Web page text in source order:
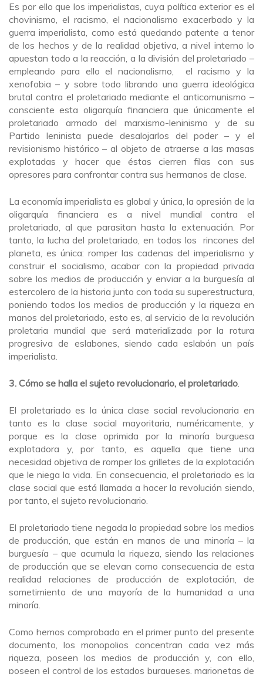
Es por ello que los imperialistas, cuya política exterior es el
chovinismo, el racismo, el nacionalismo exacerbado y la
guerra imperialista, como está quedando patente a tenor
de los hechos y de la realidad objetiva, a nivel interno lo
apuestan todo a la reacción, a la división del proletariado –
empleando para ello el nacionalismo, el racismo y la
xenofobia – y sobre todo librando una guerra ideológica
brutal contra el proletariado mediante el anticomunismo –
consciente esta oligarquía financiera que únicamente el
proletariado armado del marxismo-leninismo y de su
Partido leninista puede desalojarlos del poder – y el
revisionismo histórico – al objeto de atraerse a las masas
explotadas y hacer que éstas cierren filas con sus
opresores para confrontar contra sus hermanos de clase.
La economía imperialista es global y única, la opresión de la
oligarquía financiera es a nivel mundial contra el
proletariado, al que parasitan hasta la extenuación. Por
tanto, la lucha del proletariado, en todos los rincones del
planeta, es única: romper las cadenas del imperialismo y
construir el socialismo, acabar con la propiedad privada
sobre los medios de producción y enviar a la burguesía al
estercolero de la historia junto con toda su superestructura,
poniendo todos los medios de producción y la riqueza en
manos del proletariado, esto es, al servicio de la revolución
proletaria mundial que será materializada por la rotura
progresiva de eslabones, siendo cada eslabón un país
imperialista.
3. Cómo se halla el sujeto revolucionario, el proletariado.
El proletariado es la única clase social revolucionaria en
tanto es la clase social mayoritaria, numéricamente, y
porque es la clase oprimida por la minoría burguesa
explotadora y, por tanto, es aquella que tiene una
necesidad objetiva de romper los grilletes de la explotación
que le niega la vida. En consecuencia, el proletariado es la
clase social que está llamada a hacer la revolución siendo,
por tanto, el sujeto revolucionario.
El proletariado tiene negada la propiedad sobre los medios
de producción, que están en manos de una minoría – la
burguesía – que acumula la riqueza, siendo las relaciones
de producción que se elevan como consecuencia de esta
realidad relaciones de producción de explotación, de
sometimiento de una mayoría de la humanidad a una
minoría.
Como hemos comprobado en el primer punto del presente
documento, los monopolios concentran cada vez más
riqueza, poseen los medios de producción y, con ello,
poseen el control de los estados burgueses, marionetas de